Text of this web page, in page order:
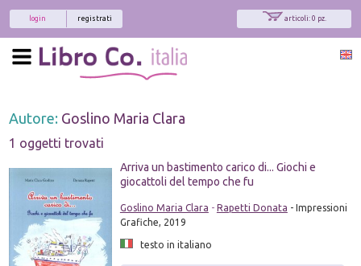
articoli: 0 pz.
registrati
login
Autore: Goslino Maria Clara
1 oggetti trovati
Arriva un bastimento carico di... Giochi e
giocattoli del tempo che fu
Goslino Maria Clara - Rapetti Donata - Impressioni
Grafiche, 2019
testo in italiano